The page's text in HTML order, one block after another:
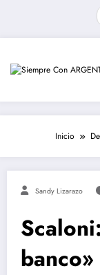
Inicio
Sandy Lizarazo
banco»